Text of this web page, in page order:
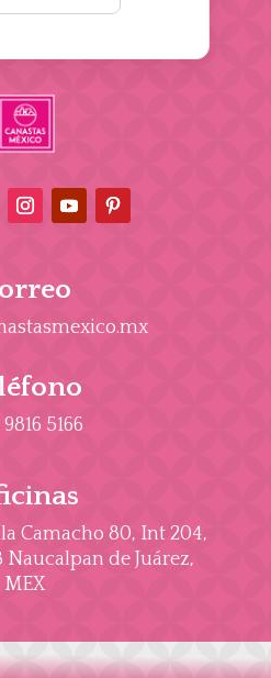
5166
Camacho 80, Int 204,
Naucalpan de Juárez,
MEX